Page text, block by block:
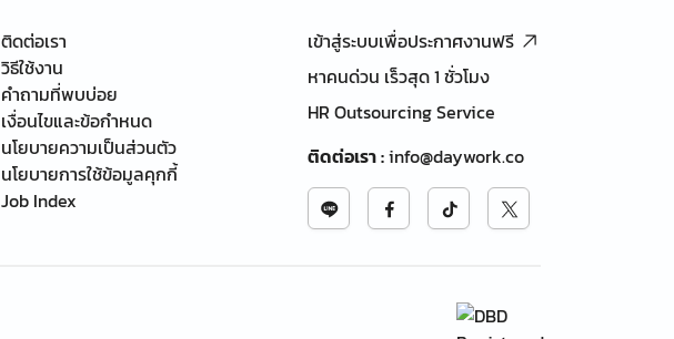
ติดต่อเรา
วิธีใช้งาน
คำถามที่พบบ่อย
เงื่อนไขและข้อกำหนด
นโยบายความเป็นส่วนตัว
นโยบายการใช้ข้อมูลคุกกี้
Job Index
เข้าสู่ระบบเพื่อประกาศงานฟรี
หาคนด่วน เร็วสุด 1 ชั่วโมง
HR Outsourcing Service
ติดต่อเรา:info@daywork.co